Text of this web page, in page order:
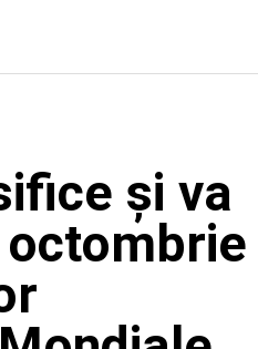
și va